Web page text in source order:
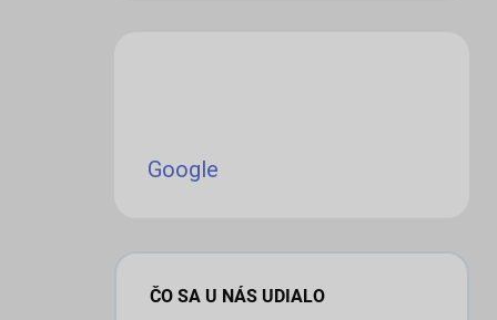
Google
ČO SA U NÁS UDIALO